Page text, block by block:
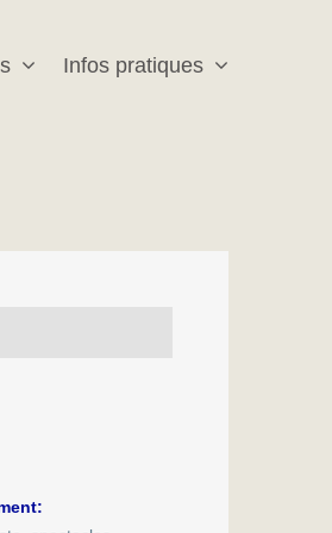
Infos pratiques